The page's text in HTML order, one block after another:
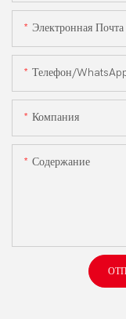
Электронная Почта
Телефон/
Компания
Содержание